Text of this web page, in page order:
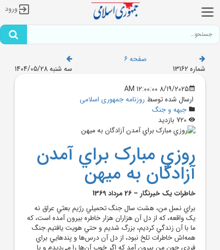
ورود
صفحه 6
شماره 13162
سه شنبه 1404/05/28
8/19/2025 12:00:00 AM
ارسال شده توسط روزنامه جمهوری اسلامی
جبهه و جنگ
روزي مبارک براي آمدن
آزادگان به ميهن
خاطرات يک خبرنگار – 26 مرداد 1369
براي نسل من، هشت سال جنگ تحميلي رژيم بعثي عراق نه
يک واقعه، که از دل آن هزاران هزار خاطره بيرون آمده است، که
ما با آن زندگي کرديم، بزرگ شديم و حتي هويت يافتيم.جنگ
همه‌اش خاطرات تلخ نبود، از دل آن درس‌ها و پندهايي براي
فردي چون من بيرون آمد که اگر خوب آن‌ها را مي‌ديدم و يا